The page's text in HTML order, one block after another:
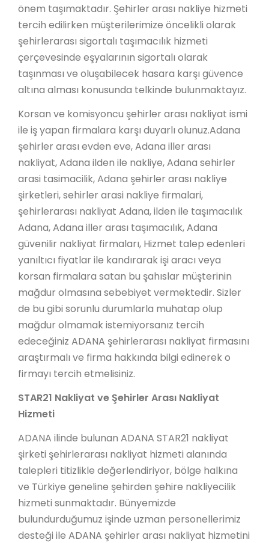
önem taşımaktadır. Şehirler arası nakliye hizmeti
tercih edilirken müşterilerimize öncelikli olarak
şehirlerarası sigortalı taşımacılık hizmeti
çerçevesinde eşyalarının sigortalı olarak
taşınması ve oluşabilecek hasara karşı güvence
altına alması konusunda telkinde bulunmaktayız.
Korsan ve komisyoncu şehirler arası nakliyat ismi
ile iş yapan firmalara karşı duyarlı olunuz.Adana
şehirler arası evden eve, Adana iller arası
nakliyat, Adana ilden ile nakliye, Adana sehirler
arasi tasimacilik, Adana şehirler arası nakliye
şirketleri, sehirler arasi nakliye firmalari,
şehirlerarası nakliyat Adana, ilden ile taşımacılık
Adana, Adana iller arası taşımacılık, Adana
güvenilir nakliyat firmaları, Hizmet talep edenleri
yanıltıcı fiyatlar ile kandırarak işi aracı veya
korsan firmalara satan bu şahıslar müşterinin
mağdur olmasına sebebiyet vermektedir. Sizler
de bu gibi sorunlu durumlarla muhatap olup
mağdur olmamak istemiyorsanız tercih
edeceğiniz ADANA şehirlerarası nakliyat firmasını
araştırmalı ve firma hakkında bilgi edinerek o
firmayı tercih etmelisiniz.
STAR21 Nakliyat ve Şehirler Arası Nakliyat
Hizmeti
ADANA ilinde bulunan ADANA STAR21 nakliyat
şirketi şehirlerarası nakliyat hizmeti alanında
talepleri titizlikle değerlendiriyor, bölge halkına
ve Türkiye geneline şehirden şehire nakliyecilik
hizmeti sunmaktadır. Bünyemizde
bulundurduğumuz işinde uzman personellerimiz
desteği ile ADANA şehirler arası nakliyat hizmetini